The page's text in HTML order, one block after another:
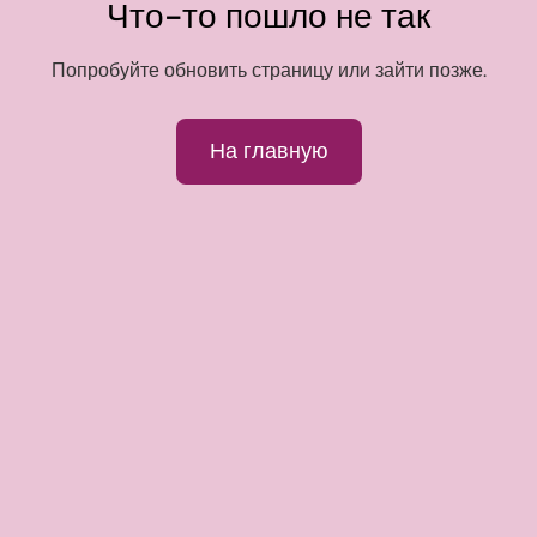
Что-то пошло не так
Попробуйте обновить страницу или зайти позже.
На главную